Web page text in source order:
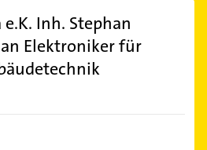
Inh. Stephan
Elektroniker für